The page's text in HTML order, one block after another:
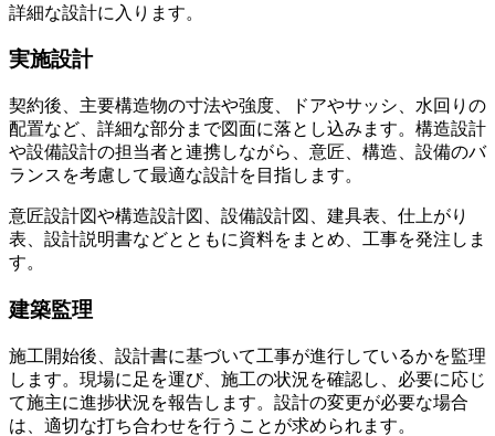
詳細な設計に入ります。
実施設計
契約後、主要構造物の寸法や強度、ドアやサッシ、水回りの
配置など、詳細な部分まで図面に落とし込みます。構造設計
や設備設計の担当者と連携しながら、意匠、構造、設備のバ
ランスを考慮して最適な設計を目指します。
意匠設計図や構造設計図、設備設計図、建具表、仕上がり
表、設計説明書などとともに資料をまとめ、工事を発注しま
す。
建築監理
施工開始後、設計書に基づいて工事が進行しているかを監理
します。現場に足を運び、施工の状況を確認し、必要に応じ
て施主に進捗状況を報告します。設計の変更が必要な場合
は、適切な打ち合わせを行うことが求められます。